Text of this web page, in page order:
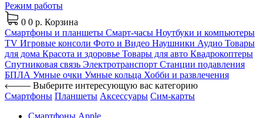
Режим работы
0 0 р. Корзина
Смартфоны и планшеты Смарт-часы Ноутбуки и компьютеры
TV Игровые консоли Фото и Видео Наушники Аудио Товары
для дома Красота и здоровье Товары для авто Квадрокоптеры
Спутниковая связь Электротранспорт Станции подавления
БПЛА Умные очки Умные кольца Хобби и развлечения
Выберите интересующую вас категорию
Смартфоны Планшеты Аксессуары Сим-карты
Смартфоны Apple